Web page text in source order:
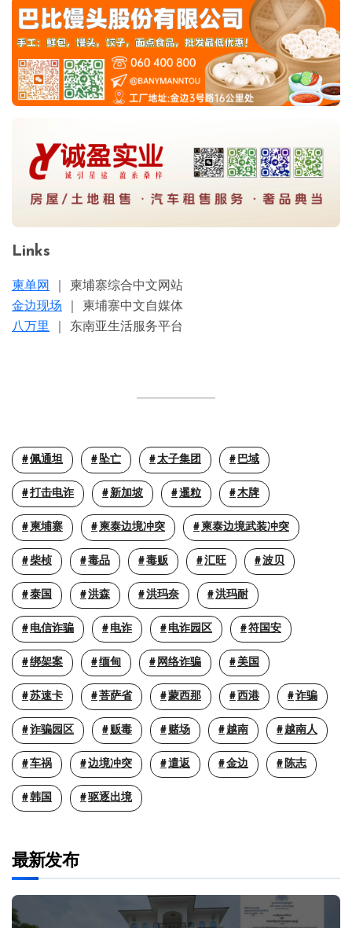
Links
柬单网
｜ 柬埔寨综合中文网站
金边现场 ｜ 柬埔寨中文自媒体
八万里
｜ 东南亚生活服务平台
佩通坦 坠亡 太子集团 巴域
打击电诈 新加坡 暹粒 木牌
柬埔寨 柬泰边境冲突 柬泰边境武装冲突
柴桢 毒品 毒贩 汇旺 波贝
泰国 洪森 洪玛奈 洪玛耐
电信诈骗 电诈 电诈园区 符国安
绑架案 缅甸 网络诈骗 美国
苏速卡 菩萨省 蒙西那 西港 诈骗
诈骗园区 贩毒 赌场 越南 越南人
车祸 边境冲突 遣返 金边 陈志
韩国 驱逐出境
最新发布